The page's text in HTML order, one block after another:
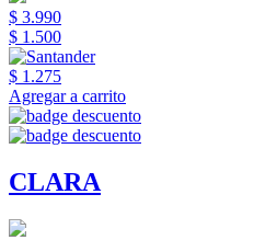
$ 3.990
$ 1.500
$ 1.275
Agregar a carrito
CLARA